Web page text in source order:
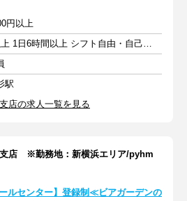
円以上
週2日以上 1日6時間以上 シフト自由・自己申告
駅
店の求人一覧を見る
店 ※勤務地：新横浜エリア/pyhm
ールセンター】登録制≪ビアガーデンの